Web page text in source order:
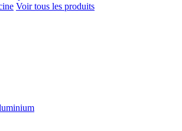
Voir tous les produits